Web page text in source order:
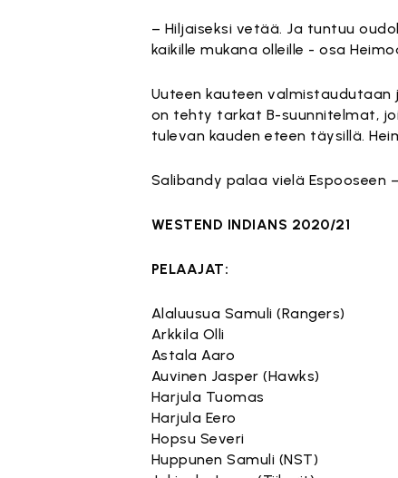
– Hiljaiseksi vetää. Ja tuntuu
kaikille mukana olleille - osa
Uuteen kauteen
on tehty tarkat B-suunnitelmat,
tulevan kauden eteen täysillä.
Salibandy palaa vielä Espooseen
WESTEND INDIANS 2020/21
PELAAJAT:
Alaluusua Samuli (Rangers)
Arkkila Olli
Astala Aaro
Auvinen Jasper (Hawks)
Harjula Tuomas
Harjula Eero
Hopsu Severi
Huppunen Samuli (NST)